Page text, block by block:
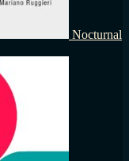
Nocturnal